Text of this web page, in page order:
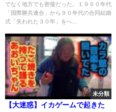
る「お金、お金…」信者の献金
事情ついて専門家が解説 最新ニ
でなく地方でも密接だった。１９６０年代
「国際勝共連合」から９０年代の合同結婚
式「失われた３０年」をへ...
未分類
【大迷惑】イカゲームで起きた